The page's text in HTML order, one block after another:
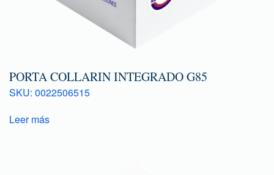
PORTA COLLARIN INTEGRADO G85
SKU: 0022506515
Leer más